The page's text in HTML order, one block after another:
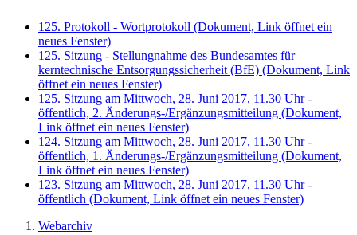
125. Protokoll - Wortprotokoll (Dokument, Link öffnet ein
neues Fenster)
125. Sitzung - Stellungnahme des Bundesamtes für
kerntechnische Entsorgungssicherheit (BfE) (Dokument, Link
öffnet ein neues Fenster)
125. Sitzung am Mittwoch, 28. Juni 2017, 11.30 Uhr -
öffentlich, 2. Änderungs-/Ergänzungsmitteilung (Dokument,
Link öffnet ein neues Fenster)
124. Sitzung am Mittwoch, 28. Juni 2017, 11.30 Uhr -
öffentlich, 1. Änderungs-/Ergänzungsmitteilung (Dokument,
Link öffnet ein neues Fenster)
123. Sitzung am Mittwoch, 28. Juni 2017, 11.30 Uhr -
öffentlich (Dokument, Link öffnet ein neues Fenster)
Webarchiv